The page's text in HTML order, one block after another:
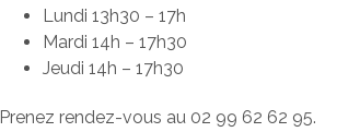
Lundi 13h30 – 17h
Mardi 14h – 17h30
Jeudi 14h – 17h30
Prenez rendez-vous au 02 99 62 62 95.